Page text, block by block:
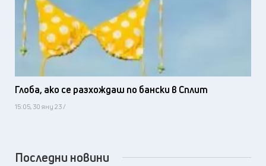
Глоба, ако се разхождаш по бански в Сплит
15:05, 30 яну 23 /
Последни новини